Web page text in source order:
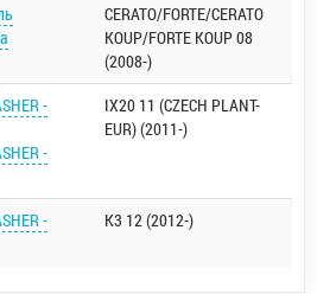
CERATO/FORTE/CERATO
KOUP/FORTE KOUP 08
(2008-)
-
-
IX20 11 (CZECH PLANT-
EUR) (2011-)
-
K3 12 (2012-)